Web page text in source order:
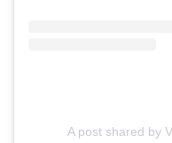
A post shared by